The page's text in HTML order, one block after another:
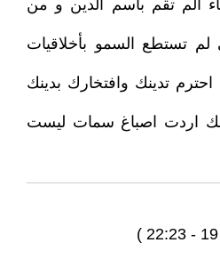
الم تقم بأسم الدين و من
لم تستطع السمو بأخلاقيات
احترم تدينك وافتخارك بدينك
انك اردت اصباغ سمات ليست